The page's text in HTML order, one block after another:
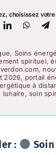
choisissez
, Soins
spirituel,
,
2026, portail
à
lunaire, soin
: